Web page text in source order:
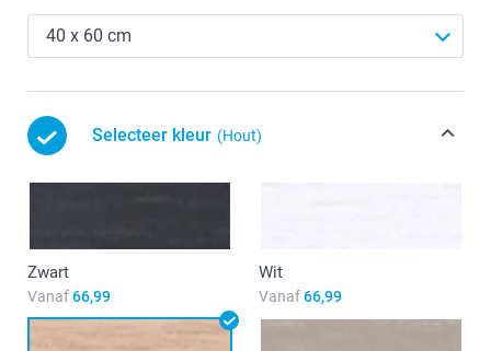
Selecteer kleur (Hout)
Zwart
Vanaf66,99
Wit
Vanaf66,99